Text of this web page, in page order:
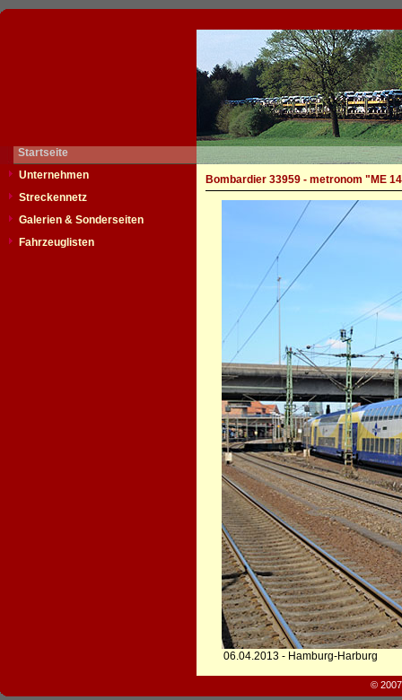
Startseite
Unternehmen
Streckennetz
Galerien & Sonderseiten
Fahrzeuglisten
Bombardier 33959 - metronom "ME
06.04.2013 - Hamburg-Harburg
©